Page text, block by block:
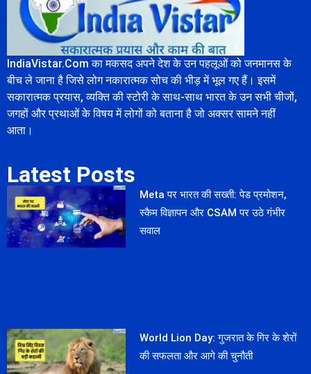
IndiaVistar.Com का मकसद अपने देश के उन पहलूओं को जनमानस के
बीच ले जाना है जिसे लोग नकारात्मक सोच की भीड़ में भूल गए हैं। इसमें
सकारात्मक प्रयास, व्यक्ति की स्टोरी के साथ-साथ भारत के उन सभी चीजों,
जगहों और प्रथाओं के विषय में लोगों को बताना है जो अक्सर सामने नहीं
आता।
Latest Posts
Meta पर भारत की सख्ती: पेड प्रमोशन,
स्कैम विज्ञापन और CSAM पर उठे गंभीर
सवाल
World Lion Day: गुजरात के गिर के शेरों
की सफलता और आगे की चुनौती